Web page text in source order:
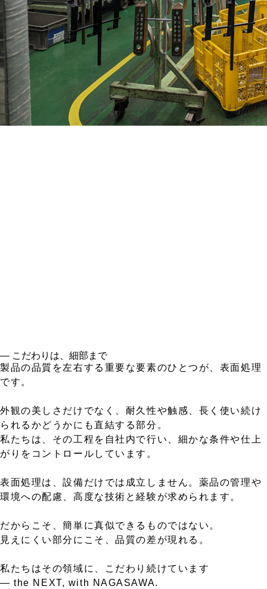
― こだわりは、細部まで
製品の品質を左右する重要な要素のひとつが、表面処理
です。
外観の美しさだけでなく、耐久性や触感、長く使い続け
られるかどうかにも直結する部分。
私たちは、その工程を自社内で行い、細かな条件や仕上
がりをコントロールしています。
表面処理は、設備だけでは成立しません。薬品の管理や
環境への配慮、高度な技術と経験が求められます。
だからこそ、簡単に真似できるものではない。
見えにくい部分にこそ、品質の差が現れる。
私たちはその領域に、こだわり続けています
— the NEXT, with NAGASAWA.